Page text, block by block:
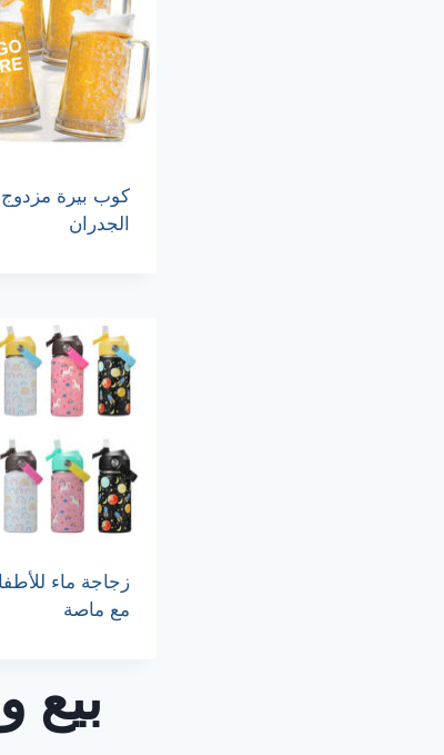
كوب بيرة مزدوج
الجدران
زجاجة ماء
مع ماصة
بيع